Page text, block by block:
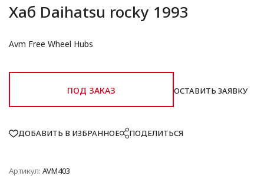
Хаб Daihatsu rocky 1993
Avm Free Wheel Hubs
ПОД ЗАКАЗ ОСТАВИТЬ ЗАЯВКУ
ДОБАВИТЬ В ИЗБРАННОЕ ПОДЕЛИТЬСЯ
Артикул: AVM403